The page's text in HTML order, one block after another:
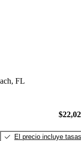
FL
El precio incluye tasas